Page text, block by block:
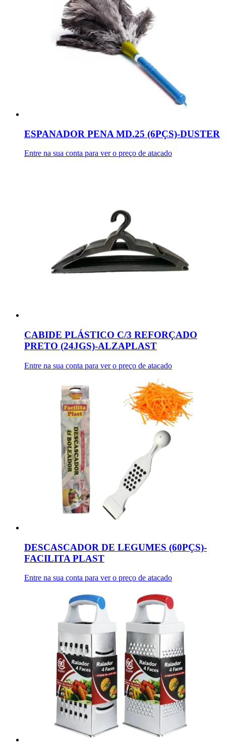
ESPANADOR PENA MD.25 (6PÇS)-DUSTER
Entre na sua conta para ver o preço de atacado
CABIDE PLÁSTICO C/3 REFORÇADO
PRETO (24JGS)-ALZAPLAST
Entre na sua conta para ver o preço de atacado
DESCASCADOR DE LEGUMES (60PÇS)-
FACILITA PLAST
Entre na sua conta para ver o preço de atacado